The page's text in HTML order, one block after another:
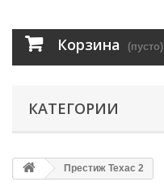
Корзина (пусто)
КАТЕГОРИИ
Престиж Техас 2